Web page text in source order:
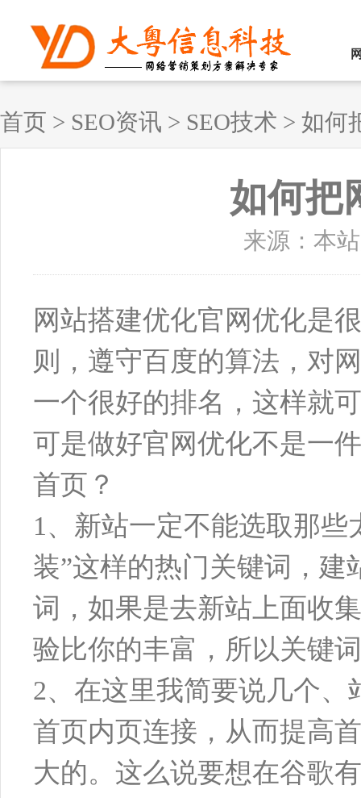
首页 > SEO资讯 > SEO技术 > 如何
如何把
来源：本
网站搭建优化官网优化是
则，遵守百度的算法，对
一个很好的排名，这样就
可是做好官网优化不是一
首页？
1、新站一定不能选取那
装”这样的热门关键词，建
词，如果是去新站上面收
验比你的丰富，所以关键
2、在这里我简要说几个
首页内页连接，从而提高
大的。这么说要想在谷歌